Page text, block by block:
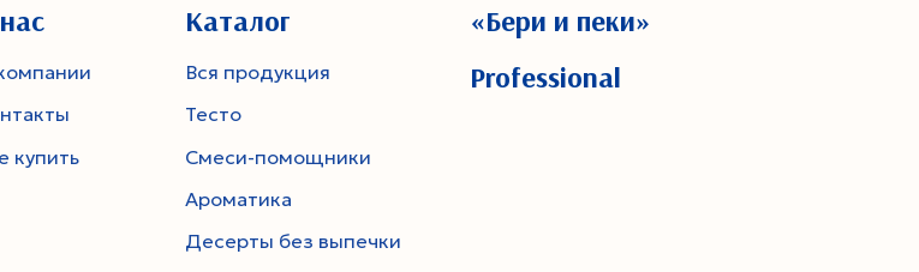
купить
Каталог
Вся продукция
Тесто
Смеси-помощники
Ароматика
Десерты без выпечки
«Бери и пеки»
Professional